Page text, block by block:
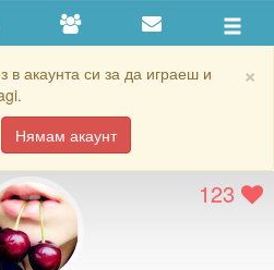
×
акаунта си за да играеш и
Нямам акаунт
123